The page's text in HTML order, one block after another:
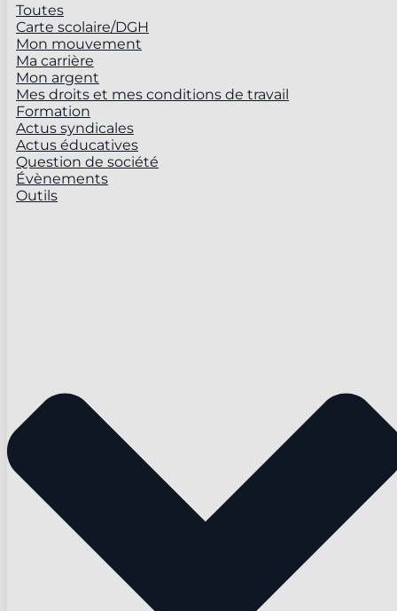
Toutes
Carte scolaire/DGH
Mon mouvement
Ma carrière
Mon argent
Mes droits et mes conditions de travail
Formation
Actus syndicales
Actus éducatives
Question de société
Évènements
Outils